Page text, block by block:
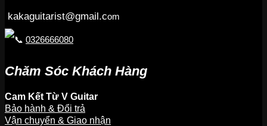
kakaguitarist@gmail.com
0326666080
Chăm Sóc Khách Hàng
Cam Kết Từ V Guitar
Bảo hành & Đổi trả
Vận chuyển & Giao nhận